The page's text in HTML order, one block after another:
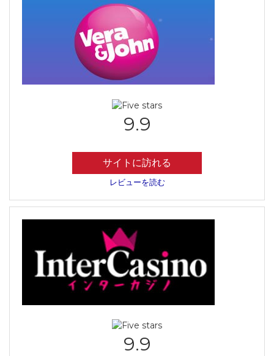
9.9
サイトに訪れる
レビューを読む
9.9